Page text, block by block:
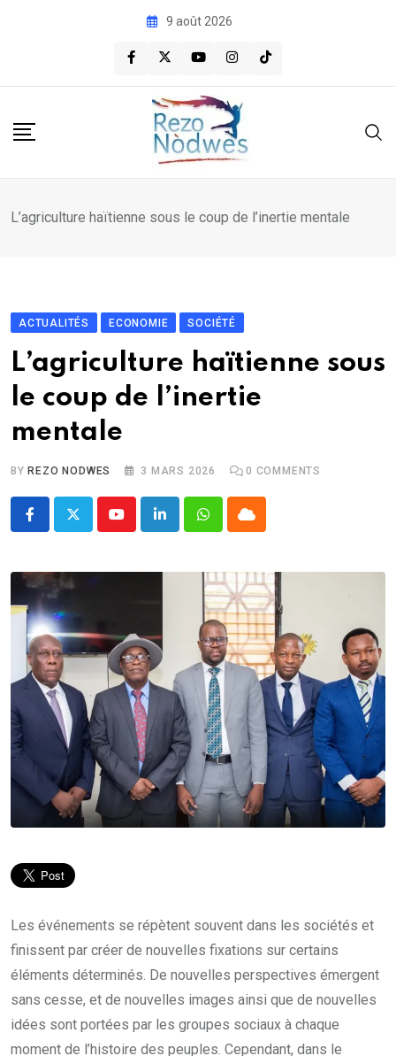
9 août 2026
L’agriculture haïtienne sous le coup de l’inertie mentale
ACTUALITÉS ECONOMIE SOCIÉTÉ
L’agriculture haïtienne sous
le coup de l’inertie
mentale
BY REZO NODWES 3 MARS 2026 0 COMMENTS
YoutubeLinkedInWhatsappCloud
Les événements se répètent souvent dans les sociétés et
finissent par créer de nouvelles fixations sur certains
éléments déterminés. De nouvelles perspectives émergent
sans cesse, et de nouvelles images ainsi que de nouvelles
idées sont portées par les groupes sociaux à chaque
moment de l’histoire des peuples. Cependant, dans le